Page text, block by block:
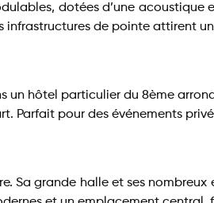
dotées d’une
infrastructures de pointe attirent
un hôtel particulier du 8ème
Parfait pour des événements
Sa grande halle et ses